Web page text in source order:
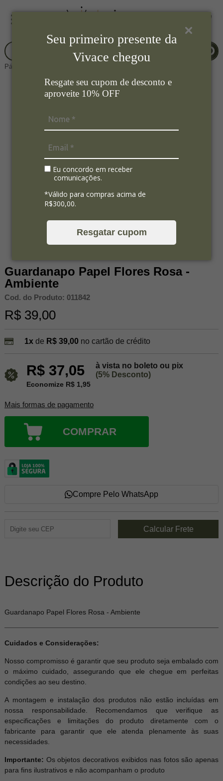
Seu primeiro presente da
Vivace chegou
Resgate seu cupom de desconto e
aproveite 10% OFF
Eu concordo em receber
comunicações.
*Válido para compras acima de
R$300,00.
Resgatar cupom
Página Inicial Guardanapos
Guardanapo Papel Flores Rosa -
Ambiente
Cod. do Produto: 011842
R$ 39,00
1xde R$ 39,00 no cartão de crédito
R$ 37,05
à vista no boleto ou pix
(5% Desconto)
Economize R$ 1,95
Mais formas de pagamento
COMPRAR
Compre Pelo WhatsApp
Descrição do Produto
Guardanapo Papel Flores Rosa - Ambiente
Cuidados e Considerações:
Nosso compromisso é garantir que seu produto seja embalado com
o máximo cuidado, assegurando que ele chegue em perfeitas
condições ao seu destino.
A montagem e instalação dos produtos não estão incluídas em
nossa responsabilidade. Recomendamos que verifique as
especificações e limitações do produto diretamente com o
fabricante para garantir que ele atenda plenamente às suas
necessidades.
Importante: Os objetos decorativos exibidos nas fotos são apenas
para fins ilustrativos e não acompanham o produto